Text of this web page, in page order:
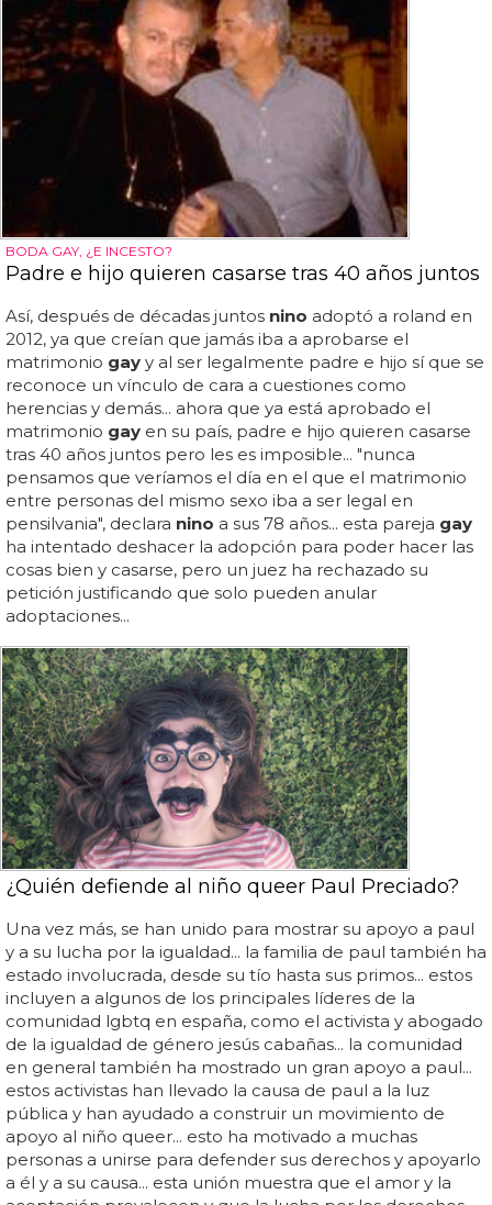
BODA GAY, ¿E INCESTO?
Padre e hijo quieren casarse tras 40 años juntos
Así, después de décadas juntos nino adoptó a roland en
2012, ya que creían que jamás iba a aprobarse el
matrimonio gay y al ser legalmente padre e hijo sí que se
reconoce un vínculo de cara a cuestiones como
herencias y demás... ahora que ya está aprobado el
matrimonio gay en su país, padre e hijo quieren casarse
tras 40 años juntos pero les es imposible... "nunca
pensamos que veríamos el día en el que el matrimonio
entre personas del mismo sexo iba a ser legal en
pensilvania", declara nino a sus 78 años... esta pareja gay
ha intentado deshacer la adopción para poder hacer las
cosas bien y casarse, pero un juez ha rechazado su
petición justificando que solo pueden anular
adoptaciones...
¿Quién defiende al niño queer Paul Preciado?
Una vez más, se han unido para mostrar su apoyo a paul
y a su lucha por la igualdad... la familia de paul también ha
estado involucrada, desde su tío hasta sus primos... estos
incluyen a algunos de los principales líderes de la
comunidad lgbtq en españa, como el activista y abogado
de la igualdad de género jesús cabañas... la comunidad
en general también ha mostrado un gran apoyo a paul...
estos activistas han llevado la causa de paul a la luz
pública y han ayudado a construir un movimiento de
apoyo al niño queer... esto ha motivado a muchas
personas a unirse para defender sus derechos y apoyarlo
a él y a su causa... esta unión muestra que el amor y la